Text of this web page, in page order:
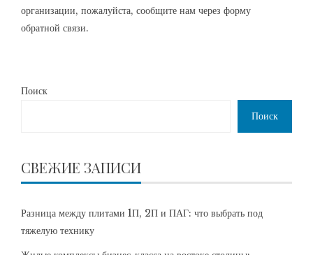
организации, пожалуйста, сообщите нам через форму
обратной связи.
Поиск
Поиск
СВЕЖИЕ ЗАПИСИ
Разница между плитами 1П, 2П и ПАГ: что выбрать под
тяжелую технику